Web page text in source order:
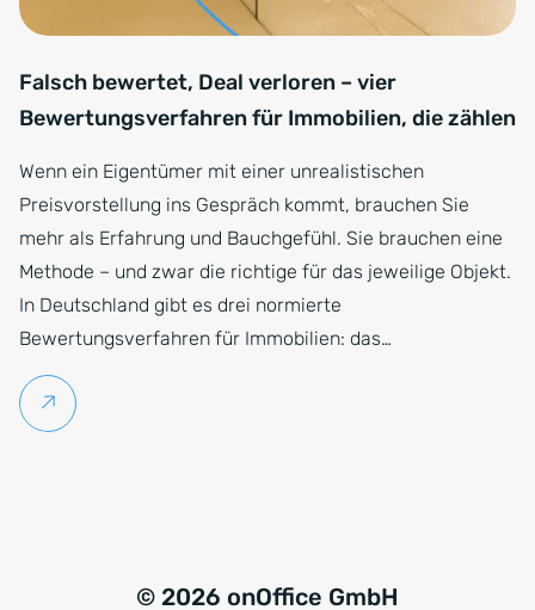
Falsch bewertet, Deal verloren – vier
Bewertungsverfahren für Immobilien, die zählen
Wenn ein Eigentümer mit einer unrealistischen
Preisvorstellung ins Gespräch kommt, brauchen Sie
mehr als Erfahrung und Bauchgefühl. Sie brauchen eine
Methode – und zwar die richtige für das jeweilige Objekt.
In Deutschland gibt es drei normierte
Bewertungsverfahren für Immobilien: das…
Weiterlesen
© 2026 onOffice GmbH